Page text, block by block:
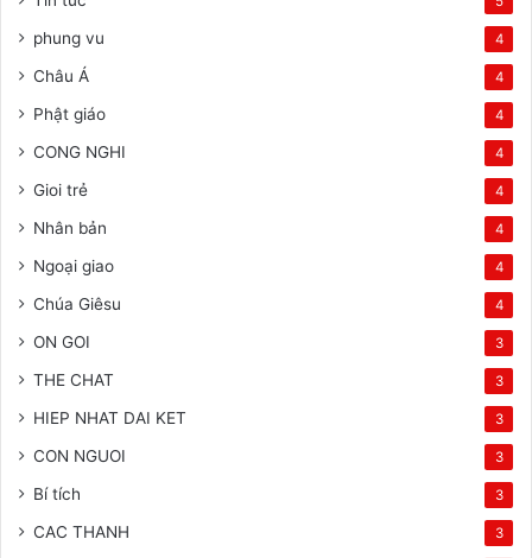
phung vu 4
Châu Á 4
Phật giáo 4
CONG NGHI 4
Gioi trẻ 4
Nhân bản 4
Ngoại giao 4
Chúa Giêsu 4
ON GOI 3
THE CHAT 3
HIEP NHAT DAI KET 3
CON NGUOI 3
Bí tích 3
CAC THANH 3